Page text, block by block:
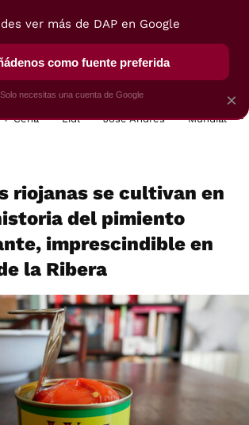
SELECCIÓN VEGUI
Cena Lidl José Andrés Mundial
riojanas se cultivan en
del pimiento
imprescindible en
la Ribera
×
ver más de DAP en Google
como fuente preferida
Solo necesitas una cuenta de Google